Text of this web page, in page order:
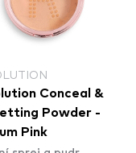
Conceal &
Powder -
Pink